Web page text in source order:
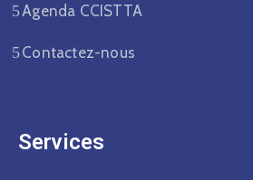
Agenda CCISTTA
Contactez-nous
Services